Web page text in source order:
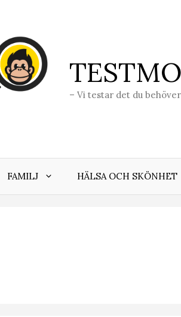
– Vi testar det du behöver
FAMILJ HÄLSA OCH SKÖNHET